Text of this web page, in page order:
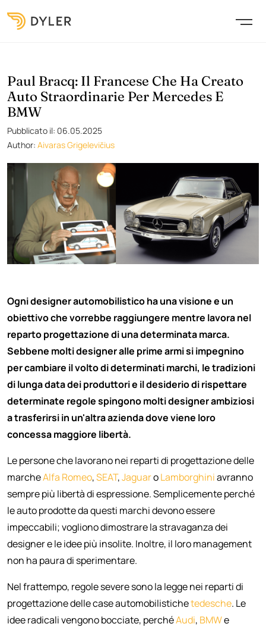
Paul Bracq: Il Francese Che Ha Creato
Auto Straordinarie Per Mercedes E
BMW
Pubblicato il: 06.05.2025
Author: Aivaras Grigelevičius
Ogni designer automobilistico ha una visione e un
obiettivo che vorrebbe raggiungere mentre lavora nel
reparto progettazione di una determinata marca.
Sebbene molti designer alle prime armi si impegnino
per cambiare il volto di determinati marchi, le tradizioni
di lunga data dei produttori e il desiderio di rispettare
determinate regole spingono molti designer ambiziosi
a trasferirsi in un'altra azienda dove viene loro
concessa maggiore libertà.
Le persone che lavorano nei reparti di progettazione delle
marcheAlfa Romeo,SEAT,JaguaroLamborghiniavranno
sempre più libertà di espressione. Semplicemente perché
le auto prodotte da questi marchi devono essere
impeccabili; vogliono dimostrare la stravaganza dei
designer e le idee più insolite. Inoltre, il loro management
non ha paura di sperimentare.
Nel frattempo, regole severe sono la legge nei reparti di
progettazione delle case automobilistichetedesche. Le
idee radicali vengono bocciate, perchéAudi, BMWe